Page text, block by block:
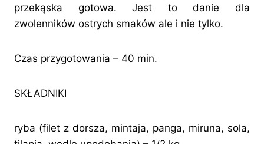
przekąska gotowa. Jest to danie dla
zwolenników ostrych smaków ale i nie tylko.
Czas przygotowania – 40 min.
SKŁADNIKI
ryba (filet z dorsza, mintaja, panga, miruna, sola,